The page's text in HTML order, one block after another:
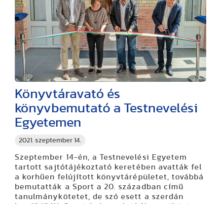
2021. szeptember 14.
Könyvtáravató és
könyvbemutató a Testnevelési
Egyetemen
Szeptember 14-én, a Testnevelési Egyetem
tartott sajtótájékoztató keretében avatták fel
a korhűen felújított könyvtárépületet, továbbá
bemutatták a Sport a 20. században című
tanulmánykötetet, de szó esett a szerdán